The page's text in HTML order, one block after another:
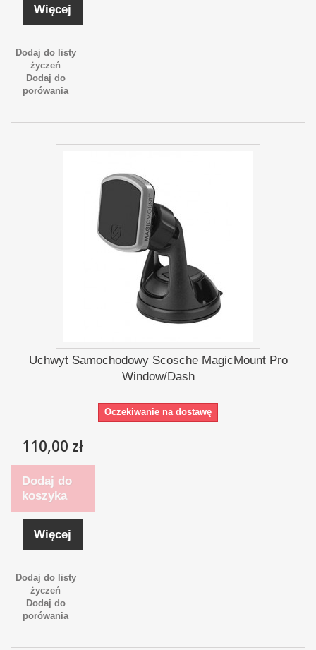
Więcej
Dodaj do listy
życzeń
Dodaj do
porówania
Uchwyt Samochodowy Scosche MagicMount Pro
Window/Dash
Oczekiwanie na dostawę
110,00 zł
Dodaj do
koszyka
Więcej
Dodaj do listy
życzeń
Dodaj do
porówania